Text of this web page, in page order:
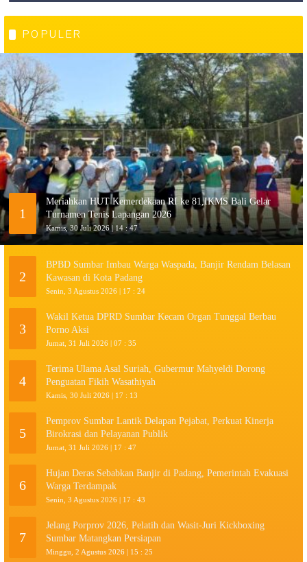
POPULER
1
Meriahkan HUT Kemerdekaan RI ke 81,IKMS Bali Gelar
Turnamen Tenis Lapangan 2026
Kamis, 30 Juli 2026 | 14 : 47
2
BPBD Sumbar Imbau Warga Waspada, Banjir Rendam Belasan
Kawasan di Kota Padang
Senin, 3 Agustus 2026 | 17 : 24
3
Wakil Ketua DPRD Sumbar Kecam Organ Tunggal Berbau
Porno Aksi
Jumat, 31 Juli 2026 | 07 : 35
4
Terima Ulama Asal Suriah, Gubermur Mahyeldi Dorong
Penguatan Fikih Wasathiyah
Kamis, 30 Juli 2026 | 17 : 13
5
Pemprov Sumbar Lantik Delapan Pejabat, Perkuat Kinerja
Birokrasi dan Pelayanan Publik
Jumat, 31 Juli 2026 | 17 : 47
6
Hujan Deras Sebabkan Banjir di Padang, Pemerintah Evakuasi
Warga Terdampak
Senin, 3 Agustus 2026 | 17 : 43
7
Jelang Porprov 2026, Pelatih dan Wasit-Juri Kickboxing
Sumbar Matangkan Persiapan
Minggu, 2 Agustus 2026 | 15 : 25